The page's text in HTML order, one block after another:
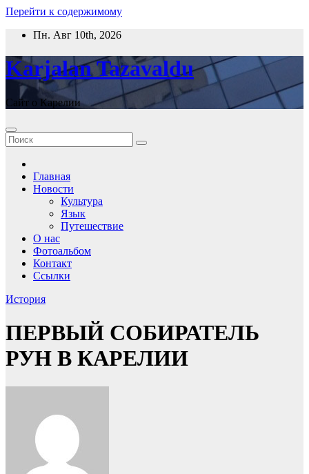
Перейти к содержимому
Пн. Авг 10th, 2026
Karjalan Tazavaldu
Сайт о Карелии
Главная
Новости
Культура
Язык
Путешествие
О нас
Фотоальбом
Контакт
Ссылки
История
ПЕРВЫЙ СОБИРАТЕЛЬ
РУН В КАРЕЛИИ